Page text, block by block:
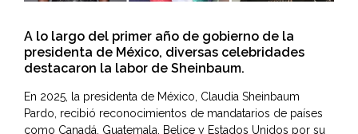
A lo largo del primer año de gobierno de la
presidenta de México, diversas celebridades
destacaron la labor de Sheinbaum.
En 2025, la presidenta de México, Claudia Sheinbaum
Pardo, recibió reconocimientos de mandatarios de países
como Canadá, Guatemala, Belice y Estados Unidos por su